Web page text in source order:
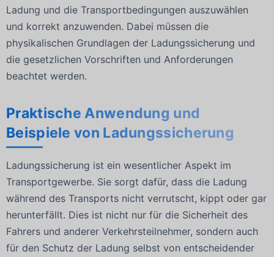
Ladung und die Transportbedingungen auszuwählen
und korrekt anzuwenden. Dabei müssen die
physikalischen Grundlagen der Ladungssicherung und
die gesetzlichen Vorschriften und Anforderungen
beachtet werden.
Praktische Anwendung und
Beispiele von Ladungssicherung
Ladungssicherung ist ein wesentlicher Aspekt im
Transportgewerbe. Sie sorgt dafür, dass die Ladung
während des Transports nicht verrutscht, kippt oder gar
herunterfällt. Dies ist nicht nur für die Sicherheit des
Fahrers und anderer Verkehrsteilnehmer, sondern auch
für den Schutz der Ladung selbst von entscheidender